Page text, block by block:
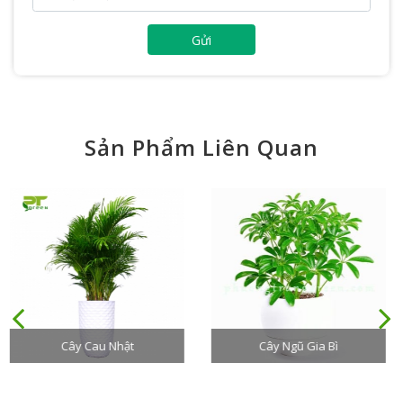
Gửi
Sản Phẩm Liên Quan
Cây Ngũ Gia Bì TOP Cây Xanh Để Sàn